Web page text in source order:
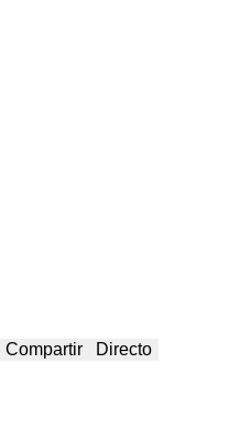
Compartir Directo